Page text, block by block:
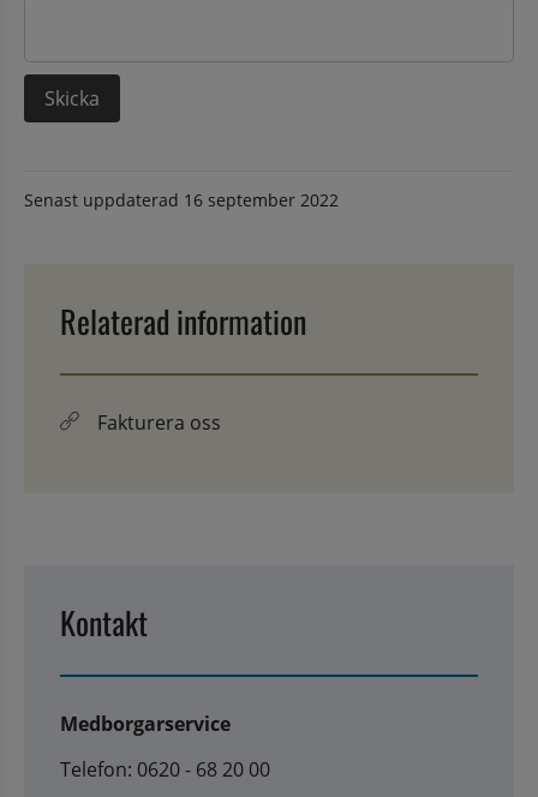
Senast uppdaterad 16 september 2022
Relaterad information
Fakturera oss
Kontakt
Medborgarservice
Telefon: 0620 - 68 20 00